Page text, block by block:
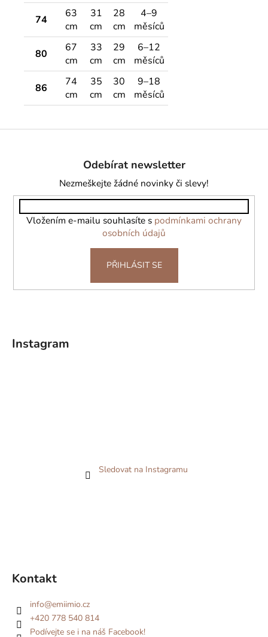
74
63
cm
31
cm
28
cm
4–9
měsíců
80
67
cm
33
cm
29
cm
6–12
měsíců
86
74
cm
35
cm
30
cm
9–18
měsíců
Odebírat newsletter
Nezmeškejte žádné novinky či slevy!
Vložením e-mailu souhlasíte s podmínkami ochrany
osobních údajů
PŘIHLÁSIT SE
Instagram
Sledovat na Instagramu
Kontakt
info@emiimio.cz
+420 778 540 814
Podívejte se i na náš Facebook!